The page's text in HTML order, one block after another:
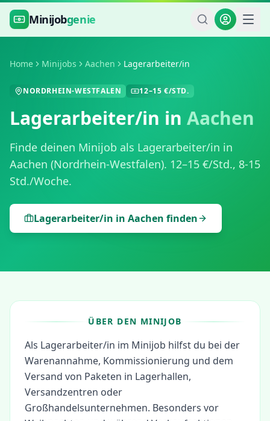
Zum Hauptinhalt springen
Minijobgenie
Home Minijobs Aachen Lagerarbeiter/in
NORDRHEIN-WESTFALEN 12–15 €/STD.
Lagerarbeiter/in in Aachen
Finde deinen Minijob als Lagerarbeiter/in in
Aachen (Nordrhein-Westfalen). 12–15 €/Std., 8-15
Std./Woche.
Lagerarbeiter/in in Aachen finden
ÜBER DEN MINIJOB
Als Lagerarbeiter/in im Minijob hilfst du bei der
Warenannahme, Kommissionierung und dem
Versand von Paketen in Lagerhallen,
Versandzentren oder
Großhandelsunternehmen. Besonders vor